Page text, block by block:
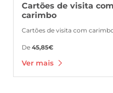
Cartões de visita com
carimbo
Cartões de visita com
De 45,85€
Ver mais